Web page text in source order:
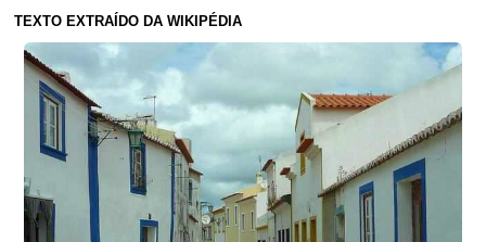
TEXTO EXTRAÍDO DA WIKIPÉDIA